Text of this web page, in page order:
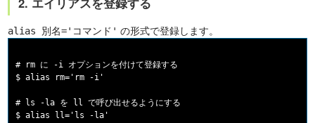
alias 別名='コマンド' の形式で登録します。
# rm に -i オプションを付けて登録する
$ alias rm='rm -i'
# ls -la を ll で呼び出せるようにする